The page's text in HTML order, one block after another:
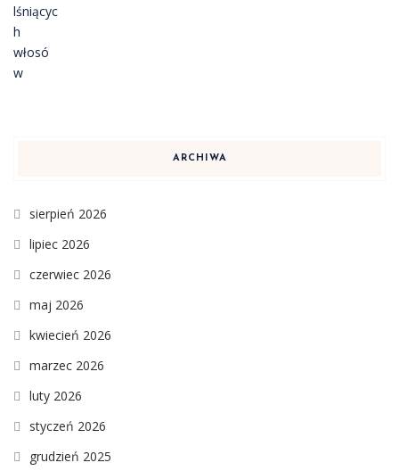
ARCHIWA
sierpień 2026
lipiec 2026
czerwiec 2026
maj 2026
kwiecień 2026
marzec 2026
luty 2026
styczeń 2026
grudzień 2025